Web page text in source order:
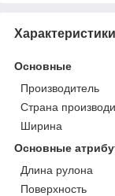
Характеристики
Основные
Производитель
Страна
Ширина
Основные
Длина рулона
Поверхность